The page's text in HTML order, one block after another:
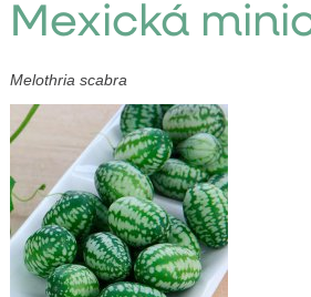
Mexická
Melothria scabra